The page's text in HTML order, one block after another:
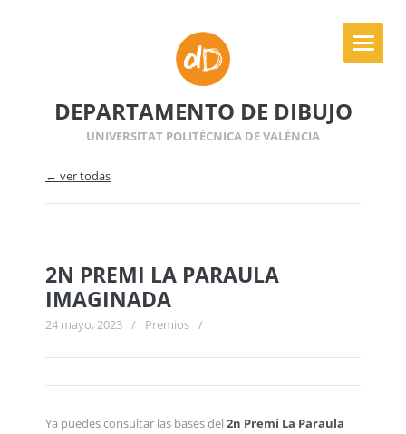
DEPARTAMENTO DE DIBUJO
UNIVERSITAT POLITÉCNICA DE VALÉNCIA
← ver todas
2N PREMI LA PARAULA
IMAGINADA
24 mayo, 2023 / Premios /
Ya puedes consultar las bases del 2n Premi La Paraula